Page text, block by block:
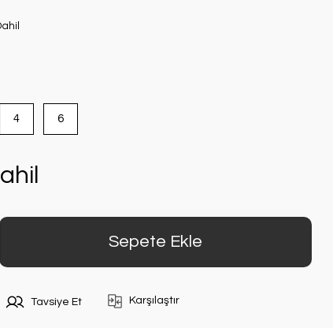
4 6
Sepete Ekle
Tavsiye Et Karşılaştır